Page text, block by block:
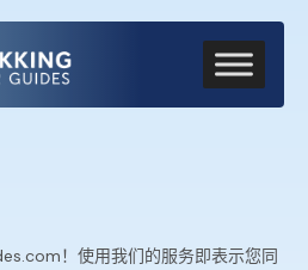
！使用我们的服务即表示您同